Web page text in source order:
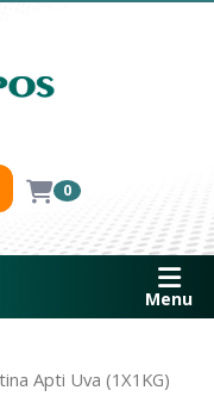
0
Menu
Apti Uva (1X1KG)